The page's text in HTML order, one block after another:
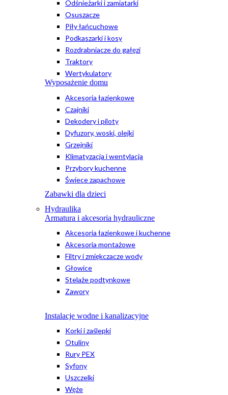
Odśnieżarki i zamiatarki
Osuszacze
Piły łańcuchowe
Podkaszarki i kosy
Rozdrabniacze do gałęzi
Traktory
Wertykulatory
Wyposażenie domu
Akcesoria łazienkowe
Czajniki
Dekodery i piloty
Dyfuzory, woski, olejki
Grzejniki
Klimatyzacja i wentylacja
Przybory kuchenne
Świece zapachowe
Zabawki dla dzieci
Hydraulika
Armatura i akcesoria hydrauliczne
Akcesoria łazienkowe i kuchenne
Akcesoria montażowe
Filtry i zmiękczacze wody
Głowice
Stelaże podtynkowe
Zawory
Instalacje wodne i kanalizacyjne
Korki i zaślepki
Otuliny
Rury PEX
Syfony
Uszczelki
Węże